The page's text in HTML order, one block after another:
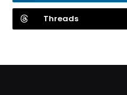
Threads